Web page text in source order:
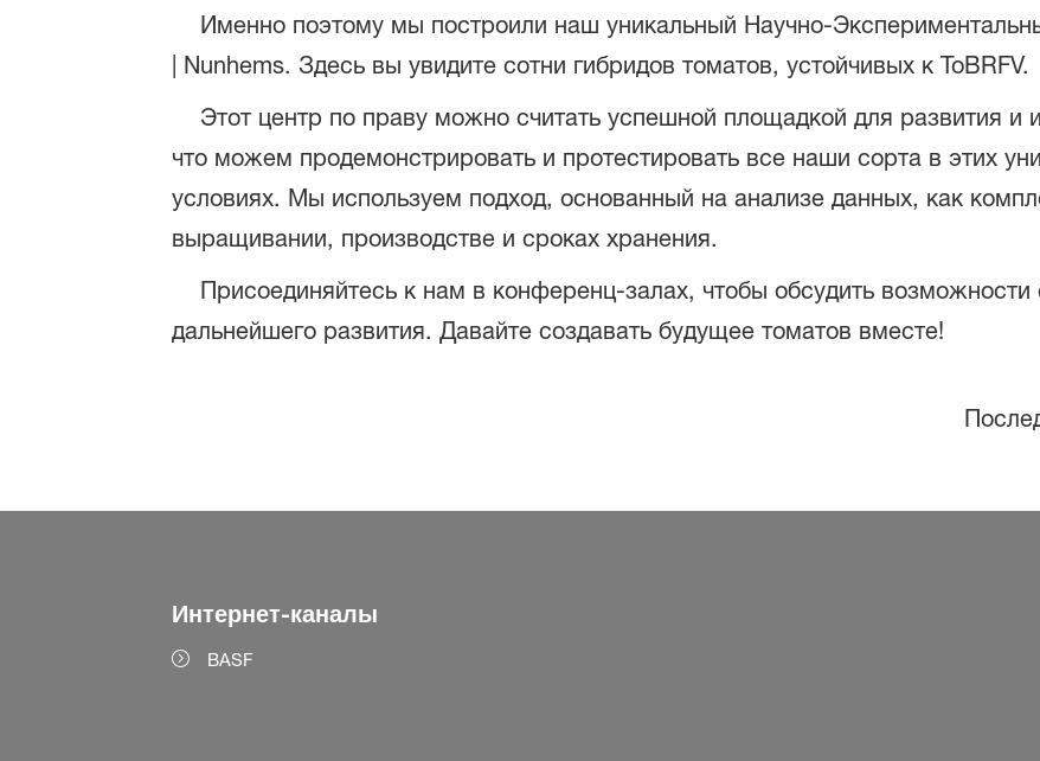
Именно поэтому мы построили наш уникальный Научно-
| Nunhems. Здесь вы увидите сотни гибридов томатов, устойчивых к ToBRFV.
Этот центр по праву можно считать успешной площадкой для развития и
что можем продемонстрировать и протестировать все наши сорта в этих
условиях. Мы используем подход, основанный на анализе данных, как
выращивании, производстве и сроках хранения.
Присоединяйтесь к нам в конференц-залах, чтобы обсудить возможности
дальнейшего развития. Давайте создавать будущее томатов вместе!
Интернет-каналы
BASF